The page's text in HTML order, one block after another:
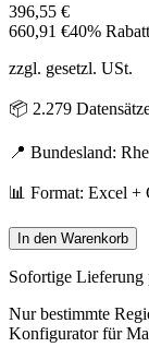
396,55 €
660,91 €40% Rabatt
zzgl. gesetzl. USt.
📦 2.279
📍 Bundesland:
📊 Format: Excel +
In den Warenkorb
Sofortige
Nur bestimmte
Konfigurator für